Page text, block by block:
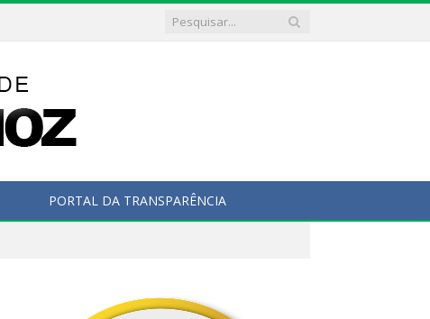
PORTAL DA TRANSPARÊNCIA